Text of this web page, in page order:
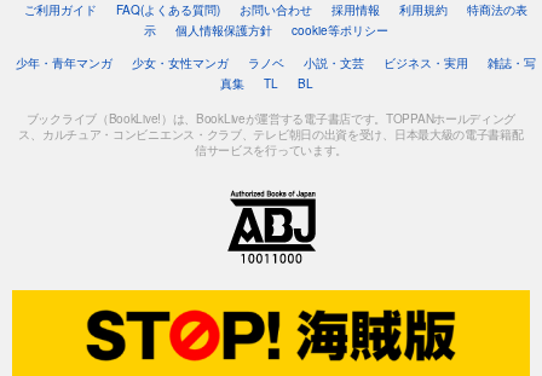
ご利用ガイド FAQ(よくある質問) お問い合わせ 採用情報 利用規約
特商法の表
示
個人情報保護方針
cookie等ポリシー
少年・青年マンガ
少女・女性マンガ ラノベ 小説・文芸 ビジネス・実用
雑誌・写
真集
TL BL
ブックライブ（BookLive!）は、BookLiveが運営する電子書店です。TOPPANホールディング
ス、カルチュア・コンビニエンス・クラブ、テレビ朝日の出資を受け、日本最大級の電子書籍配
信サービスを行っています。